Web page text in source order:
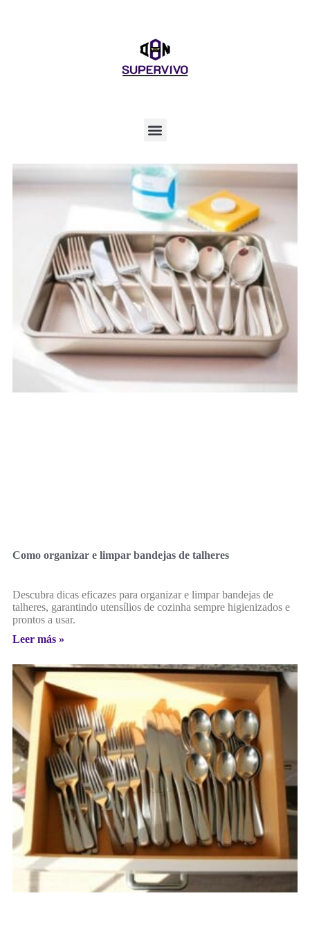
Como organizar e limpar bandejas de talheres
Descubra dicas eficazes para organizar e limpar bandejas de
talheres, garantindo utensílios de cozinha sempre higienizados e
prontos a usar.
Leer más »